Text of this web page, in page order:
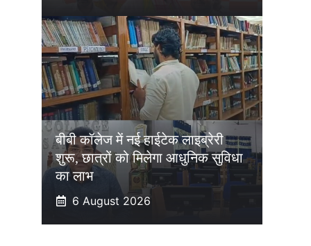
बीबी कॉलेज में नई हाईटेक लाइब्रेरी
शुरू, छात्रों को मिलेगा आधुनिक सुविधा
का लाभ
6 August 2026